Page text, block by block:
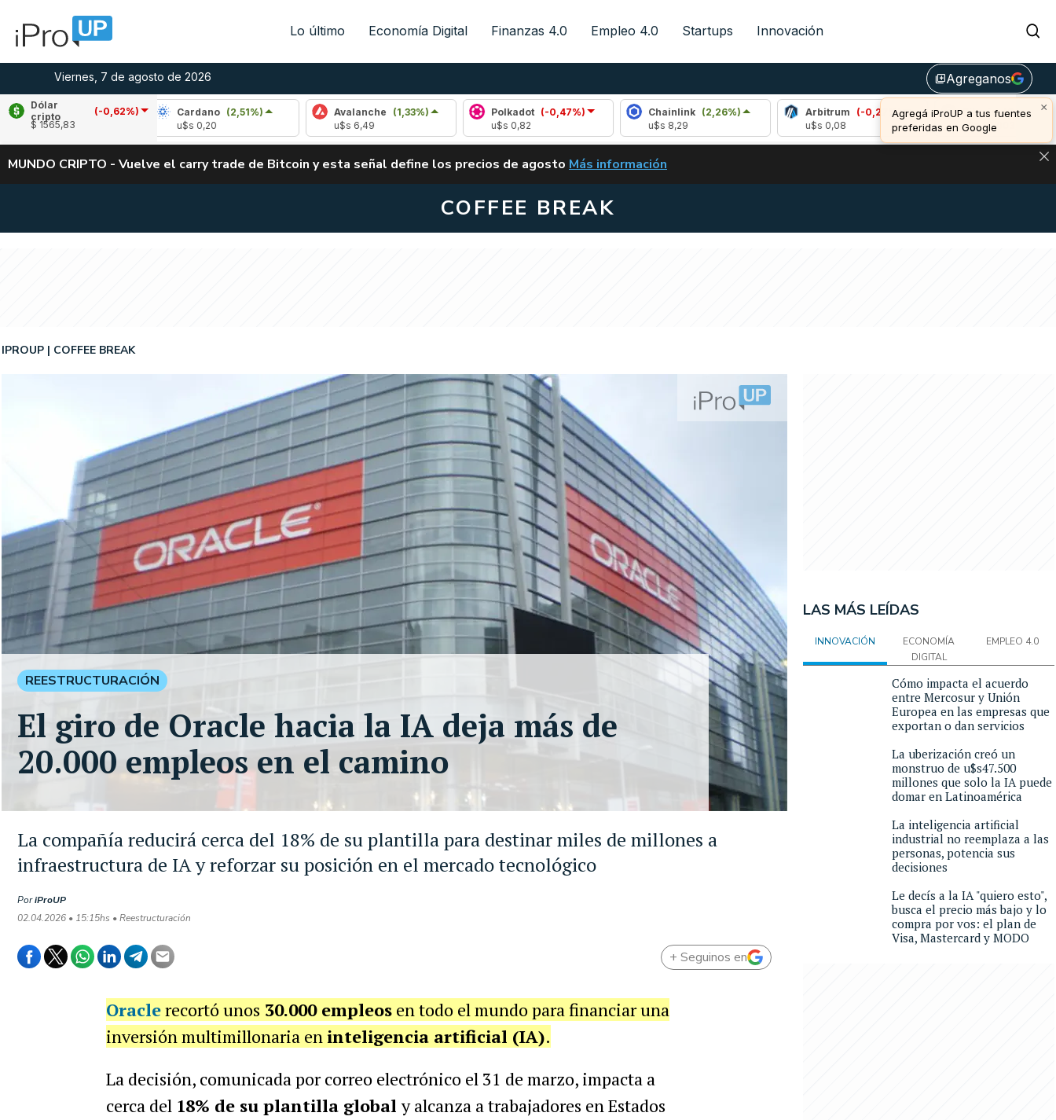
Lo último Economía Digital Finanzas 4.0 Empleo 4.0 Startups Innovación
Viernes, 7 de agosto de 2026 library_addAgreganos
×
Agregá iProUP a tus fuentes
preferidas en Google
Dólar
cripto
(-0,62%)
$ 1565,83
(-0,85%)
Cardano
(2,51%)
Avalanche (1,33%)
Polkadot
(-0,47%)
Chainlink (2,26%)
Arbitrum (-0,27%)
Bitcoin
(0,96%)
u$s 65.003,00
ALERTA
MUNDO CRIPTO - Vuelve el carry trade de Bitcoin y esta señal define los precios de agosto VUELVE EL CARRY TRADE DE BITCOIN Y ESTA SEÑAL DEFINE LOS PRECIOS DE
Más información
COFFEE BREAK
La compañía reducirá cerca del 18% de su plantilla para destinar miles de millones a
infraestructura de IA y reforzar su posición en el mercado tecnológico
IPROUP COFFEE BREAK
PoriProUP
02.04.2026 • 15:15hs • Reestructuración
REESTRUCTURACIÓN
El giro de Oracle hacia la IA deja más de
20.000 empleos en el camino
+ Seguinos en
Oraclerecortó unos 30.000 empleosen todo el mundo para financiar una
inversión multimillonaria en inteligencia artificial (IA).
La decisión, comunicada por correo electrónico el 31 de marzo, impacta a
cerca del 18% de su plantilla globaly alcanza a trabajadores en Estados
LAS MÁS LEÍDAS
INNOVACIÓN
ECONOMÍA
DIGITAL
EMPLEO 4.0
Cómo impacta el acuerdo
entre Mercosur y Unión
Europea en las empresas que
exportan o dan servicios
La uberización creó un
monstruo de u$s47.500
millones que solo la IA puede
domar en Latinoamérica
La inteligencia artificial
industrial no reemplaza a las
personas, potencia sus
decisiones
Le decís a la IA "quiero esto",
busca el precio más bajo y lo
compra por vos: el plan de
Visa, Mastercard y MODO